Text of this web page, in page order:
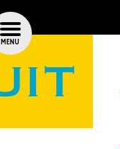
MENU